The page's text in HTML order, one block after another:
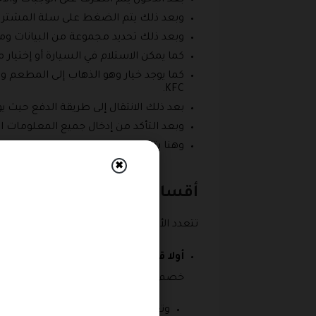
وبعد ذلك يتم الضغط على سلة
وبعد ذلك تحديد مجموعة من البيانات
كما يمكن الاستلام في السيارة أو
كما يوجد خيار وهو الذهاب إلى
KFC.
بعد ذلك الانتقال إلى طريقة الدفع حيث
وبعد التأكد من إدخال جميع
وهنا يتم خصم قيمة الكود من الفاتورة
أقسام متجر كنتاكي
تتعدد الأقسام التي توجد داخل متجر كنتاكي الذي يوفر كل من كود خصم
أولا قسم المشروبات:
خصم كنتاكي السعودية 2026 بالإضافة إلى قسيمة شراء كنتاكي.
وتعد المشروبات الغازية هي التي
✖